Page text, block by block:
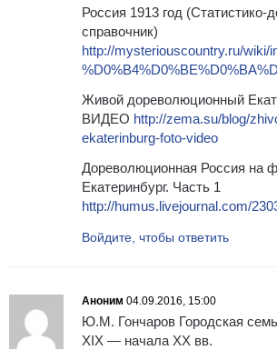
Россия 1913 год (Статистико-
справочник)
http://mysteriouscountry.ru/wiki/
Живой дореволюционный
ВИДЕО http://zema.su/blog/
ekaterinburg-foto-video
Дореволюционная Россия на
Екатеринбург. Часть 1
http://humus.livejournal.com/
Войдите, чтобы ответить
Аноним 04.09.2016, 15:00
Ю.М. Гончаров Городская
XIX — начала XX вв.